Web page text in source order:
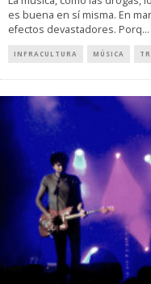
es buena en sí misma. En
efectos devastadores. Porq...
INFRACULTURA MÚSICA